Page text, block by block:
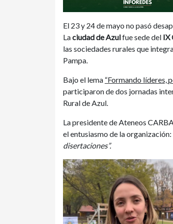
El 23 y 24 de mayo no pasó
Laciudad de Azulfue sede del IX
las sociedades rurales que
Pampa.
Bajo el lema “Formando líderes,
participaron de dos jornadas
Rural de Azul.
La presidente de Ateneos
el entusiasmo de la organización:
disertaciones”.